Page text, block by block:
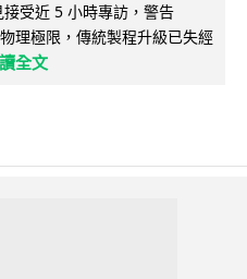
受近 5 小時專訪，警告
理極限，傳統製程升級已失經
全文